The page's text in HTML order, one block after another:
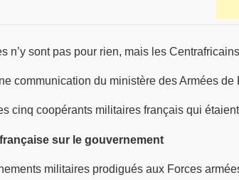
n’y sont pas pour rien, mais les
communication du ministère des Armées de
cinq coopérants militaires français qui
sur le gouvernement
militaires prodigués aux Forces